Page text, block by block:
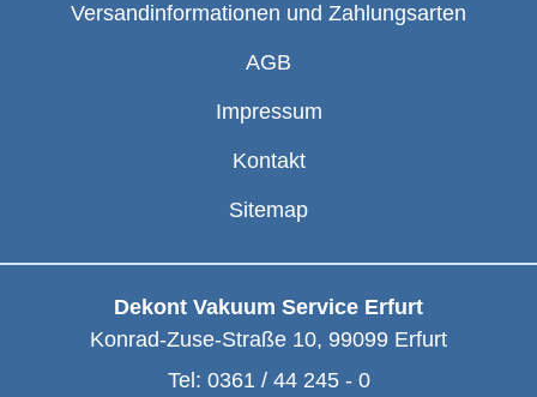
Versandinformationen und Zahlungsarten
AGB
Impressum
Kontakt
Sitemap
Dekont Vakuum Service Erfurt
Konrad-Zuse-Straße 10, 99099 Erfurt
Tel: 0361 / 44 245 - 0